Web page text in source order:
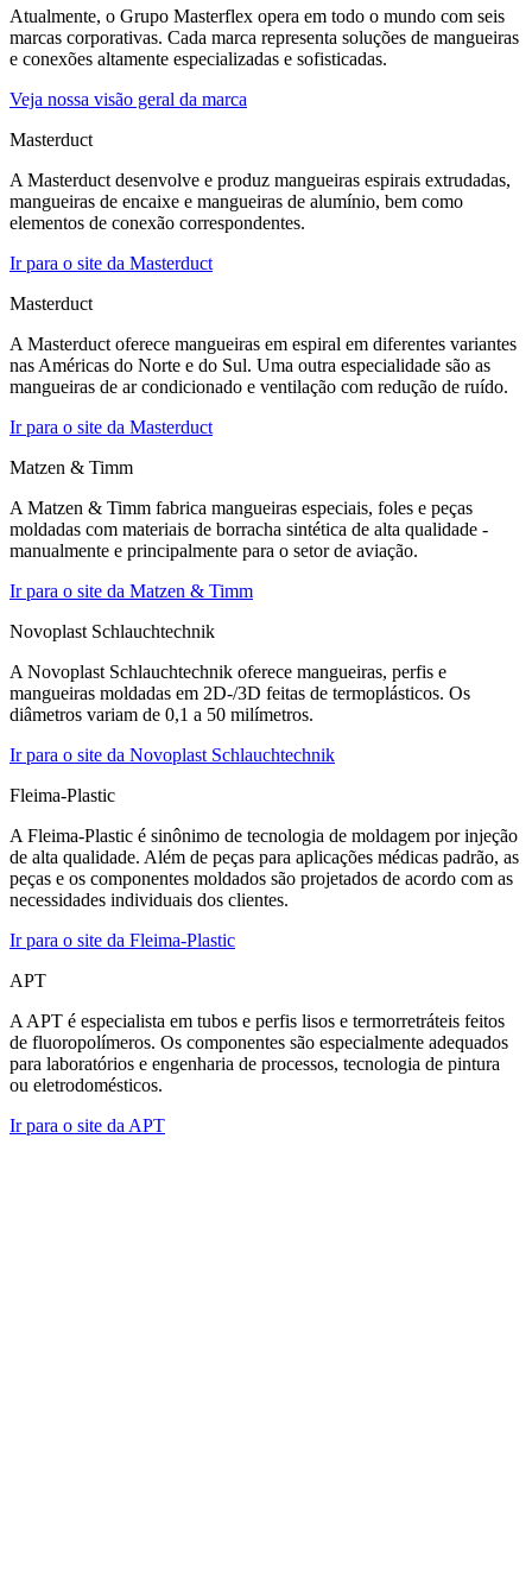
Atualmente, o Grupo Masterflex opera em todo o mundo com seis
marcas corporativas. Cada marca representa soluções de mangueiras
e conexões altamente especializadas e sofisticadas.
Veja nossa visão geral da marca
Masterduct
A Masterduct desenvolve e produz mangueiras espirais extrudadas,
mangueiras de encaixe e mangueiras de alumínio, bem como
elementos de conexão correspondentes.
Ir para o site da Masterduct
Masterduct
A Masterduct oferece mangueiras em espiral em diferentes variantes
nas Américas do Norte e do Sul. Uma outra especialidade são as
mangueiras de ar condicionado e ventilação com redução de ruído.
Ir para o site da Masterduct
Matzen & Timm
A Matzen & Timm fabrica mangueiras especiais, foles e peças
moldadas com materiais de borracha sintética de alta qualidade -
manualmente e principalmente para o setor de aviação.
Ir para o site da Matzen & Timm
Novoplast Schlauchtechnik
A Novoplast Schlauchtechnik oferece mangueiras, perfis e
mangueiras moldadas em 2D-/3D feitas de termoplásticos. Os
diâmetros variam de 0,1 a 50 milímetros.
Ir para o site da Novoplast Schlauchtechnik
Fleima-Plastic
A Fleima-Plastic é sinônimo de tecnologia de moldagem por injeção
de alta qualidade. Além de peças para aplicações médicas padrão, as
peças e os componentes moldados são projetados de acordo com as
necessidades individuais dos clientes.
Ir para o site da Fleima-Plastic
APT
A APT é especialista em tubos e perfis lisos e termorretráteis feitos
de fluoropolímeros. Os componentes são especialmente adequados
para laboratórios e engenharia de processos, tecnologia de pintura
ou eletrodomésticos.
Ir para o site da APT